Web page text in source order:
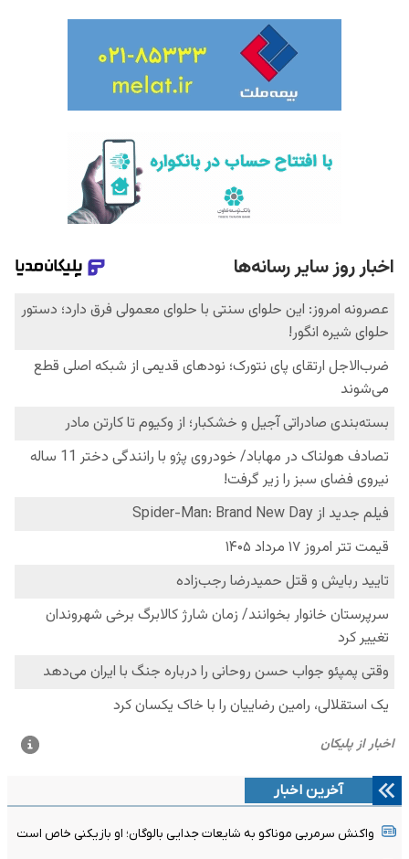
آخرین اخبار
واکنش سرمربی موناکو به شایعات جدایی بالوگان؛ او بازیکنی خاص است